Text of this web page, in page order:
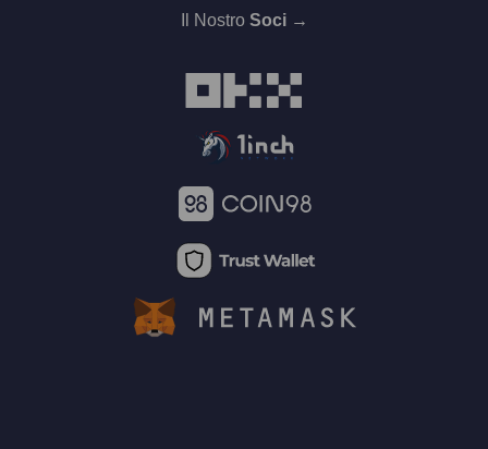
Il Nostro Soci →